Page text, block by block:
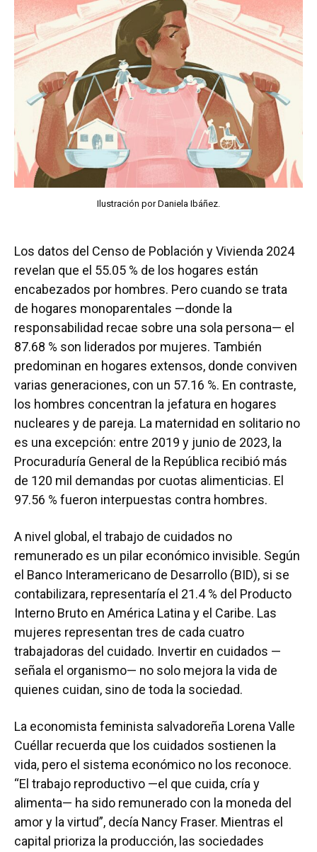
Ilustración por Daniela Ibáñez.
Los datos del Censo de Población y Vivienda 2024
revelan que el 55.05 % de los hogares están
encabezados por hombres. Pero cuando se trata
de hogares monoparentales —donde la
responsabilidad recae sobre una sola persona— el
87.68 % son liderados por mujeres. También
predominan en hogares extensos, donde conviven
varias generaciones, con un 57.16 %. En contraste,
los hombres concentran la jefatura en hogares
nucleares y de pareja. La maternidad en solitario no
es una excepción: entre 2019 y junio de 2023, la
Procuraduría General de la República recibió más
de 120 mil demandas por cuotas alimenticias. El
97.56 % fueron interpuestas contra hombres.
A nivel global, el trabajo de cuidados no
remunerado es un pilar económico invisible. Según
el Banco Interamericano de Desarrollo (BID), si se
contabilizara, representaría el 21.4 % del Producto
Interno Bruto en América Latina y el Caribe. Las
mujeres representan tres de cada cuatro
trabajadoras del cuidado. Invertir en cuidados —
señala el organismo— no solo mejora la vida de
quienes cuidan, sino de toda la sociedad.
La economista feminista salvadoreña Lorena Valle
Cuéllar recuerda que los cuidados sostienen la
vida, pero el sistema económico no los reconoce.
“El trabajo reproductivo —el que cuida, cría y
alimenta— ha sido remunerado con la moneda del
amor y la virtud”, decía Nancy Fraser. Mientras el
capital prioriza la producción, las sociedades